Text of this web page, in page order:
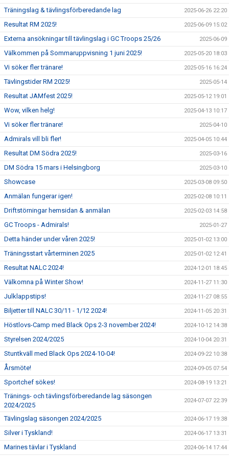
Träningslag & tävlingsförberedande lag 2025-06-26 22:20
Resultat RM 2025! 2025-06-09 15:02
Externa ansökningar till tävlingslag i GC Troops 25/26 2025-06-09
Välkommen på Sommaruppvisning 1 juni 2025! 2025-05-20 18:03
Vi söker fler tränare! 2025-05-16 16:24
Tävlingstider RM 2025! 2025-05-14
Resultat JAMfest 2025! 2025-05-12 19:01
Wow, vilken helg! 2025-04-13 10:17
Vi söker fler tränare! 2025-04-10
Admirals vill bli fler! 2025-04-05 10:44
Resultat DM Södra 2025! 2025-03-16
DM Södra 15 mars i Helsingborg 2025-03-10
Showcase 2025-03-08 09:50
Anmälan fungerar igen! 2025-02-08 10:11
Driftstörningar hemsidan & anmälan 2025-02-03 14:58
GC Troops - Admirals! 2025-01-27
Detta händer under våren 2025! 2025-01-02 13:00
Träningsstart vårterminen 2025 2025-01-02 12:41
Resultat NALC 2024! 2024-12-01 18:45
Välkomna på Winter Show! 2024-11-27 11:30
Julklappstips! 2024-11-27 08:55
Biljetter till NALC 30/11 - 1/12 2024! 2024-11-05 20:31
Höstlovs-Camp med Black Ops 2-3 november 2024! 2024-10-12 14:38
Styrelsen 2024/2025 2024-10-04 20:31
Stuntkväll med Black Ops 2024-10-04! 2024-09-22 10:38
Årsmöte! 2024-09-05 07:54
Sportchef sökes! 2024-08-19 13:21
Tränings- och tävlingsförberedande lag säsongen
2024/2025
2024-07-07 22:39
Tävlingslag säsongen 2024/2025 2024-06-17 19:38
Silver i Tyskland! 2024-06-17 13:31
Marines tävlar i Tyskland 2024-06-14 17:44